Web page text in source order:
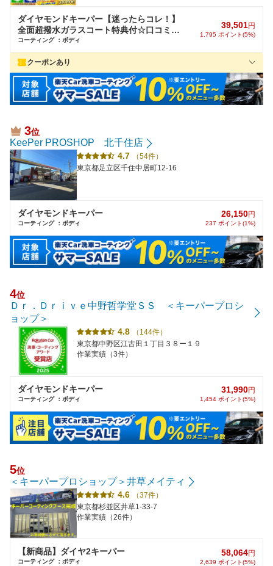
ダイヤモンドキーパー【迷ったらコレ！】
全面超撥水ガラスコート特典付☆口コミで
さらにボイント贈呈☆
コーティング ：ボディ
39,501円
1,795 ポイント(5%)
クーポンあり
★各種ダイヤコーティングで超撥水ガラスコーティング無料★口コ
ミ投稿でポイント＆BOXティッシュ進呈♪
3位
KeePer PROSHOP 北千住店
4.7
（54件）
東京都足立区千住中居町12-16
ダイヤモンドキーパー
コーティング ：ボディ
26,150円
237 ポイント(1%)
4位
Ｄｒ．Ｄｒｉｖｅ中野哲学堂ＳＳ ＜キーパープロシ
ョップ＞
4.8
（144件）
東京都中野区江古田１丁目３８ー１９
作業実績（3件）
ダイヤモンドキーパー
コーティング ：ボディ
31,990円
1,454 ポイント(5%)
5位
＜キーパープロショップ＞井草メイティ
4.6
（37件）
東京都杉並区井草1-33-7
作業実績（26件）
【新商品】ダイヤ2キーパー
コーティング ：ボディ
58,064円
2,639 ポイント(5%)